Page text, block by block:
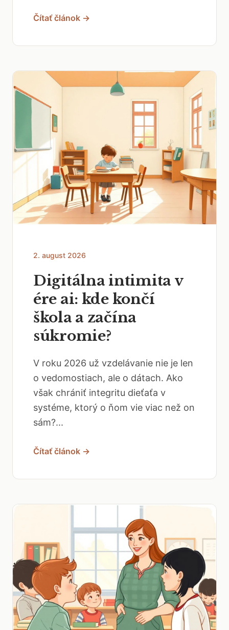
Čítať článok →
2. august 2026
Digitálna intimita v
ére ai: kde končí
škola a začína
súkromie?
V roku 2026 už vzdelávanie nie je len
o vedomostiach, ale o dátach. Ako
však chrániť integritu dieťaťa v
systéme, ktorý o ňom vie viac než on
sám?...
Čítať článok →